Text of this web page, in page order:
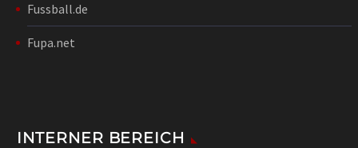
Fussball.de
Fupa.net
INTERNER BEREICH